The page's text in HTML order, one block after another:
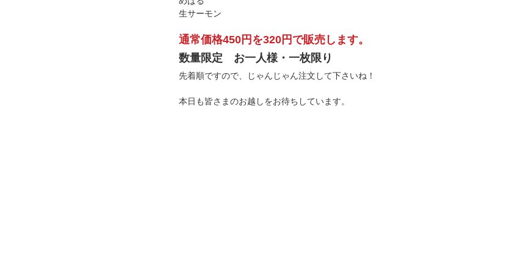
生サーモン
通常価格450円を320円で販売します。
数量限定　お一人様・一枚限り
先着順ですので、じゃんじゃん注文して下さいね！
本日も皆さまのお越しをお待ちしています。